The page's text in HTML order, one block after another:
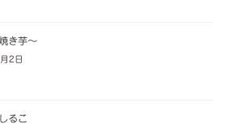
き芋～
2日
るこ